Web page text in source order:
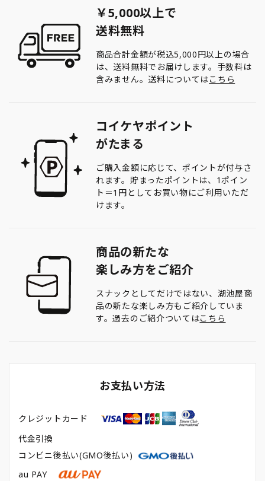
￥5,000以上で
送料無料
商品合計金額が税込5,000円以上の場合
は、送料無料でお届けします。手数料は
含みません。送料についてはこちら
コイケヤポイント
がたまる
ご購入金額に応じて、ポイントが付与さ
れます。貯まったポイントは、1ポイン
ト＝1円としてお買い物にご利用いただ
けます。
商品の新たな
楽しみ方をご紹介
スナックとしてだけではない、湖池屋商
品の新たな楽しみ方もご紹介していま
す。過去のご紹介ついてはこちら
お支払い方法
クレジットカード
代金引換
コンビニ後払い(GMO後払い)
au PAY